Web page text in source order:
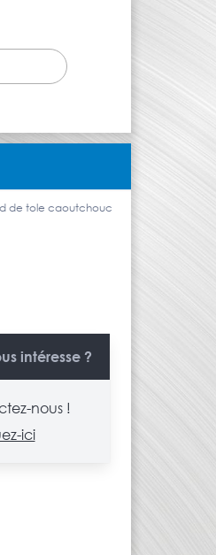
de tole caoutchouc
intéresse ?
nous !
ici